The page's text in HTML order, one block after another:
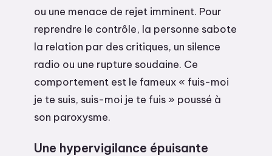
ou une menace de rejet imminent. Pour
reprendre le contrôle, la personne sabote
la relation par des critiques, un silence
radio ou une rupture soudaine. Ce
comportement est le fameux « fuis-moi
je te suis, suis-moi je te fuis » poussé à
son paroxysme.
Une hypervigilance épuisante